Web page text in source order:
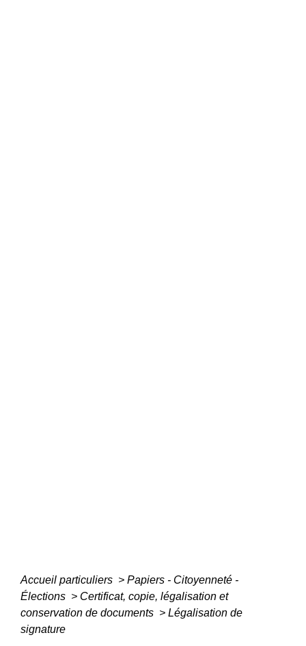
Accueil particuliers > Papiers - Citoyenneté -
Élections > Certificat, copie, légalisation et
conservation de documents > Légalisation de
signature